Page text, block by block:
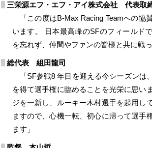
三栄源エフ・エフ・アイ株式会社 代表取
「この度はB-Max Racing Teamへの協
います。 ⽇本最⾼峰のSFのフィールド
を忘れず、仲間やファンの皆様と共に戦っ
総代表 組⽥⿓司
「SF参戦8 年⽬を迎える今シーズンは
を得て選⼿権に臨めることを光栄に思い
ジを⼀新し、ルーキー⽊村選⼿を起⽤し
ますので、⼼機⼀転、初⼼に帰って選⼿
ます」